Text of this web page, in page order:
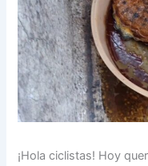
¡Hola ciclistas! Hoy